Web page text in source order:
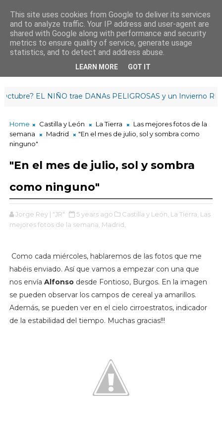
¡Buenos días!
11:28: 18
EL NIÑO trae DANAs PELIGROSAS y un Invierno
Home Castilla y León La Tierra
Las mejores fotos de la
semana
Madrid
"En el mes de julio, sol y sombra como
ninguno"
"En el mes de julio, sol y sombra
como ninguno"
Jorge Rey | "JR" 5 years ago Castilla y León, La Tierra, Las
mejores fotos de la semana, Madrid,
Como cada miércoles, hablaremos de las fotos que me
habéis enviado. Así que vamos a empezar con una que
nos envía Alfonso desde Fontioso, Burgos. En la imagen
se pueden observar los campos de cereal ya amarillos.
Además, se pueden ver en el cielo cirroestratos, indicador
de la estabilidad del tiempo. Muchas gracias!!!
This site uses cookies from Google to deliver its services
and to analyze traffic. Your IP address and user-agent are
shared with Google along with performance and security
metrics to ensure quality of service, generate usage
statistics, and to detect and address abuse.
LEARN MORE GOT IT